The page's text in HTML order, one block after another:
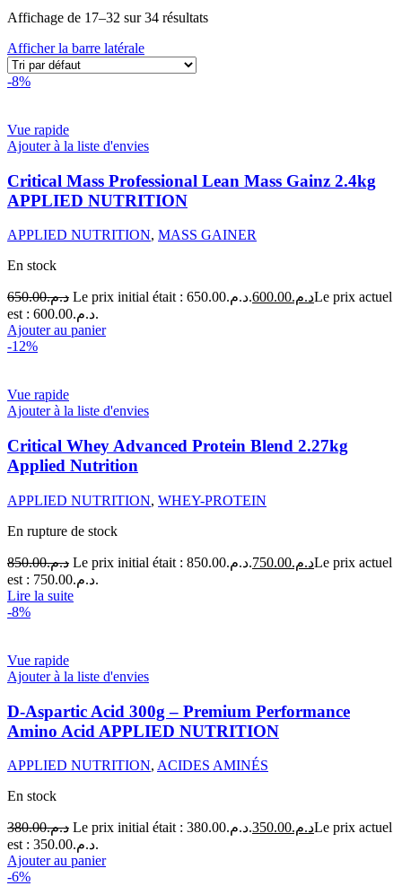
Affichage de 17–32 sur 34 résultats
Afficher la barre latérale
-8%
Vue rapide
Ajouter à la liste d'envies
Critical Mass Professional Lean Mass Gainz 2.4kg
APPLIED NUTRITION
APPLIED NUTRITION, MASS GAINER
En stock
د.م.650.00 Le prix initial était : د.م.650.00. د.م.600.00
Le prix actuel
est : د.م.600.00.
Ajouter au panier
-12%
Vue rapide
Ajouter à la liste d'envies
Critical Whey Advanced Protein Blend 2.27kg
Applied Nutrition
APPLIED NUTRITION, WHEY-PROTEIN
En rupture de stock
د.م.850.00 Le prix initial était : د.م.850.00. د.م.750.00
Le prix actuel
est : د.م.750.00.
Lire la suite
-8%
Vue rapide
Ajouter à la liste d'envies
D-Aspartic Acid 300g – Premium Performance
Amino Acid APPLIED NUTRITION
APPLIED NUTRITION, ACIDES AMINÉS
En stock
د.م.380.00 Le prix initial était : د.م.380.00. د.م.350.00
Le prix actuel
est : د.م.350.00.
Ajouter au panier
-6%